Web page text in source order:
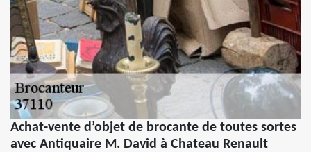
Achat-vente d’objet de brocante de toutes sortes
avec Antiquaire M. David à Chateau Renault